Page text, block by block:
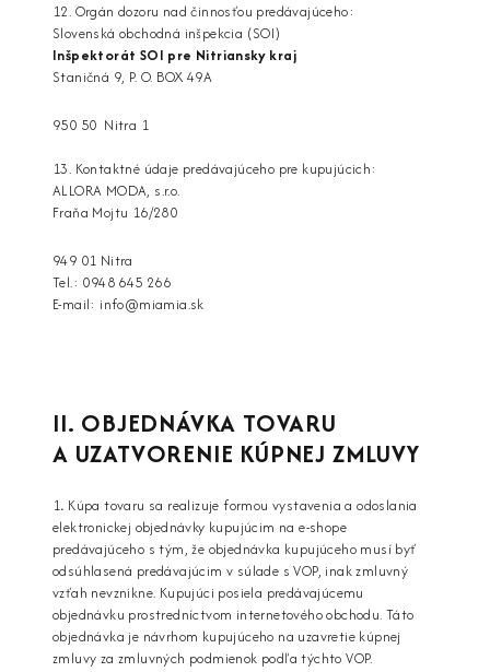
12. Orgán dozoru nad činnosťou predávajúceho:
Slovenská obchodná inšpekcia (SOI)
Inšpektorát SOI pre Nitriansky kraj
Staničná 9, P. O. BOX 49A
950 50 Nitra 1
13. Kontaktné údaje predávajúceho pre kupujúcich:
ALLORA MODA, s.r.o.
Fraňa Mojtu 16/280
949 01 Nitra
Tel.: 0948 645 266
E-mail: info@miamia.sk
II. OBJEDNÁVKA TOVARU
A UZATVORENIE KÚPNEJ ZMLUVY
1. Kúpa tovaru sa realizuje formou vystavenia a odoslania
elektronickej objednávky kupujúcim na e-shope
predávajúceho s tým, že objednávka kupujúceho musí byť
odsúhlasená predávajúcim v súlade s VOP, inak zmluvný
vzťah nevznikne. Kupujúci posiela predávajúcemu
objednávku prostredníctvom internetového obchodu. Táto
objednávka je návrhom kupujúceho na uzavretie kúpnej
zmluvy za zmluvných podmienok podľa týchto VOP.